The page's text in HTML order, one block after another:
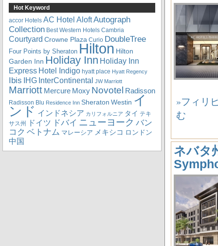
»フィリ
む
ネバタ
Hot Keyword
accor Hotels AC Hotel AloftAutograph
Collection Best Western Hotels Cambria
Courtyard Crowne Plaza Curio DoubleTree
Four Points by Sheraton Hilton Hilton
Garden Inn Holiday Inn Holiday Inn
Express Hotel Indigo hyatt place Hyatt Regency
Ibis IHG InterContinental JW Marriott
Marriott Mercure Moxy Novotel Radisson
Radisson Blu Residence Inn Sheraton Westin イ
ンド インドネシア カリフォルニア タイ テキ
サス州
ドイツ ドバイ ニューヨーク バン
コク ベトナム マレーシア メキシコ ロンドン
中国